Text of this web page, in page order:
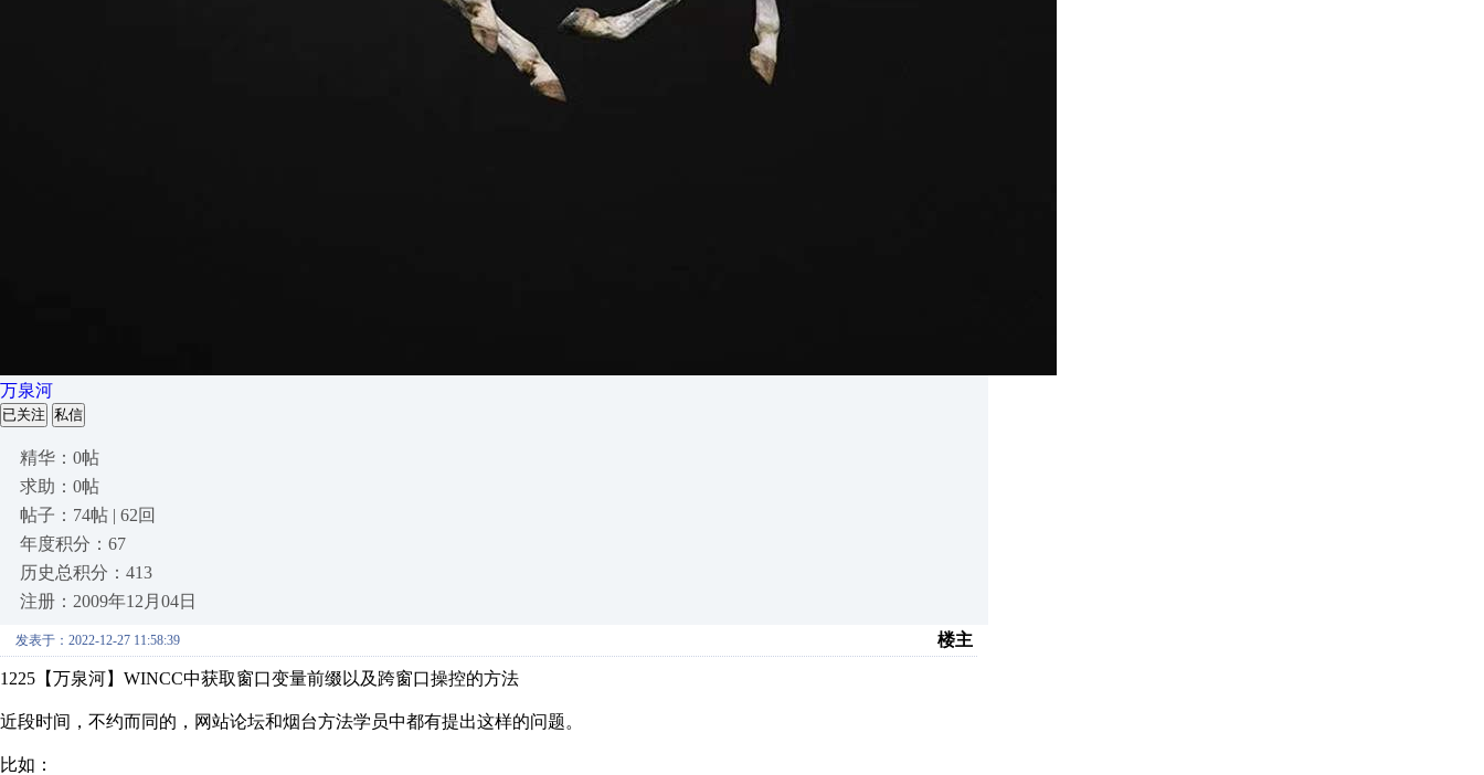
万泉河
已关注 私信
精华：0帖
求助：0帖
帖子：74帖 | 62回
年度积分：67
历史总积分：413
注册：2009年12月04日
发表于：2022-12-27 11:58:39 楼主
1225 【万泉河】 WINCC中获取窗口变量前缀以及跨窗口操控的方法
近段时间，不约而同的，网站论坛和烟台方法学员中都有提出这样的问题。
比如：